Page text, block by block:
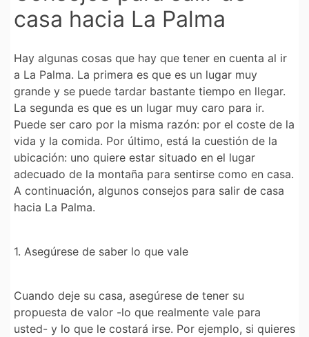
casa hacia La Palma
Hay algunas cosas que hay que tener en cuenta al ir
a La Palma. La primera es que es un lugar muy
grande y se puede tardar bastante tiempo en llegar.
La segunda es que es un lugar muy caro para ir.
Puede ser caro por la misma razón: por el coste de la
vida y la comida. Por último, está la cuestión de la
ubicación: uno quiere estar situado en el lugar
adecuado de la montaña para sentirse como en casa.
A continuación, algunos consejos para salir de casa
hacia La Palma.
1. Asegúrese de saber lo que vale
Cuando deje su casa, asegúrese de tener su
propuesta de valor -lo que realmente vale para
usted- y lo que le costará irse. Por ejemplo, si quieres